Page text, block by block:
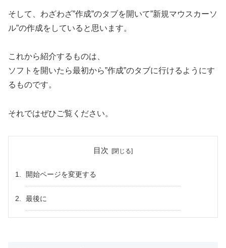
そして、わざわざ”作成”のタブを開いて”新規マウスカーソ
ル”の作成をしていると思います。
これから紹介するものは、
ソフトを開いたら最初から”作成”のタブに行けるようにす
るものです。
それではぜひご覧ください。
目次
開始ページを変更する
最後に